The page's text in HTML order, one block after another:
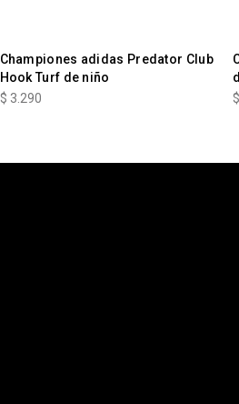
Championes adidas Predator Club
Hook Turf de niño
$ 3.290
$